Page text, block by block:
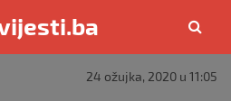
24 ožujka, 2020 u 11:05